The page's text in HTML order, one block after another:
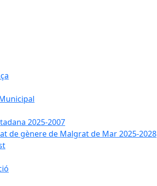
2025-2007
de gènere de Malgrat de Mar 2025-2028